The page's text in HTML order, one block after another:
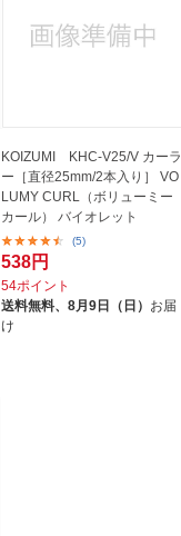
KOIZUMI KHC-V25/V カーラ
ー［直径25mm/2本入り］ VO
LUMY CURL（ボリューミー
カール） バイオレット
(5)
538円
54ポイント
送料無料、 8月9日（日） お届
け